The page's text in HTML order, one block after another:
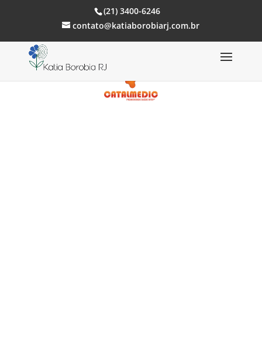
(21) 3400-6246
contato@katiaborobiarj.com.br